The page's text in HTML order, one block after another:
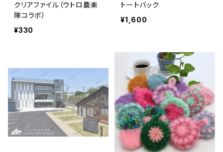
クリアファイル（ウトロ農楽
隊コラボ）
¥330
トートバック
¥1,600